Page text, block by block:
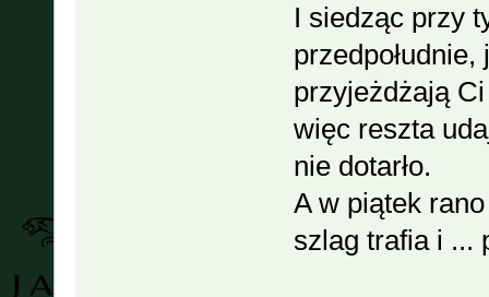
I siedząc przy
przyjeżdżają
więc reszta
nie dotarło.
A w piątek
szlag trafia i